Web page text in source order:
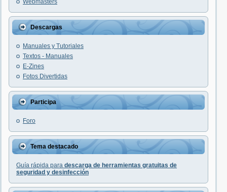
Webmasters
Descargas
Manuales y Tutoriales
Textos - Manuales
E-Zines
Fotos Divertidas
Participa
Foro
Tema destacado
Guía rápida para descarga de herramientas gratuitas de
seguridad y desinfección